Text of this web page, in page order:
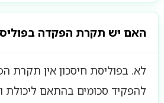
האם יש תקרת הפקדה
לא. בפוליסת חיסכון אין תקרת
להפקיד סכומים בהתאם ליכולת